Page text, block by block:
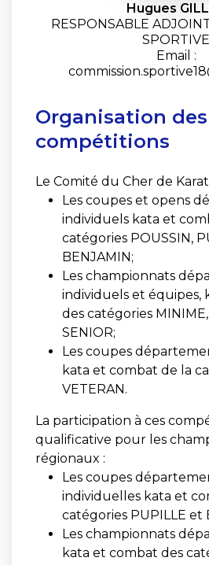
Hugues
RESPONSABLE
SPORTIVE
Email :
Organisation des
compétitions
Le Comité du Cher de
Les coupes et opens
individuels kata et
catégories POUSSIN,
BENJAMIN;
Les championnats
individuels et équipes,
des catégories
SENIOR;
Les coupes
kata et combat de la
VETERAN.
La participation à ces
qualificative pour les
régionaux :
Les coupes
individuelles kata et
catégories PUPILLE et
Les championnats
kata et combat des